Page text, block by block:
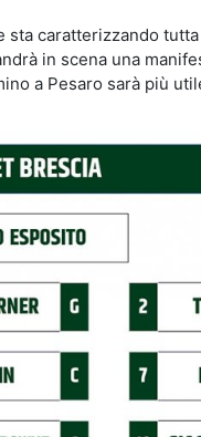
caratterizzando
in scena una
a Pesaro sarà più